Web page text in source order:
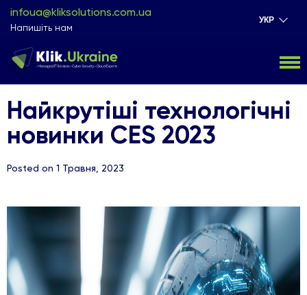
infoua@kliksolutions.com.ua
Напишіть нам
УКР
Найкрутіші технологічні
новинки CES 2023
Posted on 1 Травня, 2023